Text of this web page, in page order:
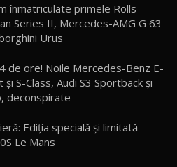
01 / Test Drive AutoBlog.MD
Cel mai Performant și Confortabil
Testat în Moldova / AutoBlog.MD
și Puternic Defender Testat în
înmatriculate primele Rolls-
Series II, Mercedes-AMG G 63
Urus
de ore! Noile Mercedes-Benz E-
şi S-Class, Audi S3 Sportback şi
deconspirate
Ediţia specială şi limitată
Le Mans